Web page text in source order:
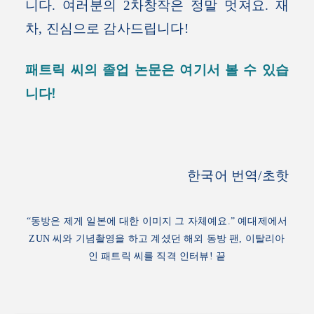
니다. 여러분의 2차창작은 정말 멋져요. 재
차, 진심으로 감사드립니다!
패트릭 씨의 졸업 논문은 여기서 볼 수 있습
니다!
한국어 번역/초핫
“동방은 제게 일본에 대한 이미지 그 자체예요.” 예대제에서
ZUN 씨와 기념촬영을 하고 계셨던 해외 동방 팬, 이탈리아
인 패트릭 씨를 직격 인터뷰! 끝